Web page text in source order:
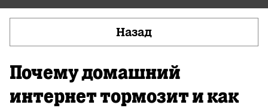
Назад
Почему домашний
интернет тормозит и как